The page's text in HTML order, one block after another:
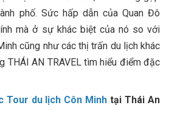
phố. Sức hấp dẫn của Quan Đô
mà ở sự khác biệt của nó so với
cũng như các thị trấn du lịch khác
THÁI AN TRAVEL tìm hiểu điểm đặc
Tour du lịch Côn Minh tại Thái An